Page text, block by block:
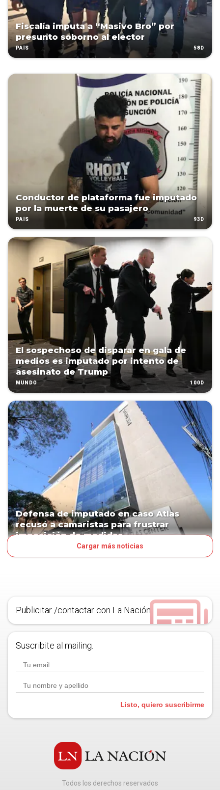
Fiscalía imputa a “Masivo Bro” por
presunto soborno al elector
PAÍS 58D
Conductor de plataforma fue imputado
por la muerte de su pasajero
PAÍS 93D
El sospechoso de disparar en gala de
medios es imputado por intento de
asesinato de Trump
MUNDO 100D
Defensa de imputado en caso Atlas
recusó a camaristas para frustrar
imposición de medidas
Cargar más noticias
Publicitar /contactar con La Nación
Suscribite al mailing.
Listo, quiero suscribirme
Todos los derechos reservados